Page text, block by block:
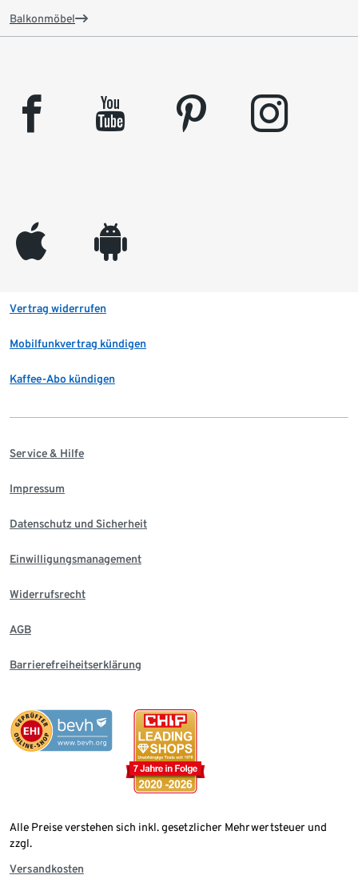
Balkonmöbel
facebook youtube pinterest instagram
appleinc android
Vertrag widerrufen
Mobilfunkvertrag kündigen
Kaffee-Abo kündigen
Service & Hilfe
Impressum
Datenschutz und Sicherheit
Einwilligungsmanagement
Widerrufsrecht
AGB
Barrierefreiheitserklärung
Alle Preise verstehen sich inkl. gesetzlicher Mehrwertsteuer und
zzgl.
Versandkosten